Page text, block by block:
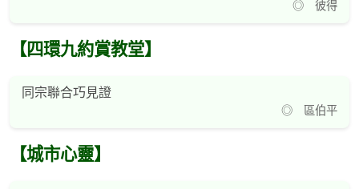
◎ 彼得
【四環九約賞教堂】
同宗聯合巧見證
◎ 區伯平
【城市心靈】